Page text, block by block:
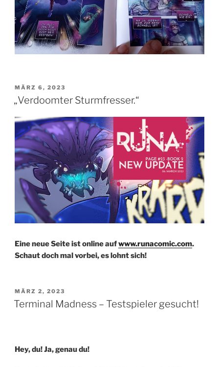
VERÖFFENTLICHT
AM
MÄRZ 6, 2023
„Verdoomter Sturmfresser.“
Eine neue Seite ist online aufwww.runacomic.com.
Schaut doch mal vorbei, es lohnt sich!
VERÖFFENTLICHT
AM
MÄRZ 2, 2023
Terminal Madness – Testspieler gesucht!
Hey, du! Ja, genau du!